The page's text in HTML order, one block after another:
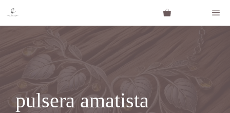
contenido
pulsera amatista